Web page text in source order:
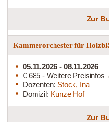
Zur
Kammerorchester für
05.11.2026 - 08.11.2026
€ 685 - Weitere Preisinfos
Dozenten: Stock, Ina
Domizil: Kunze Hof
Zur